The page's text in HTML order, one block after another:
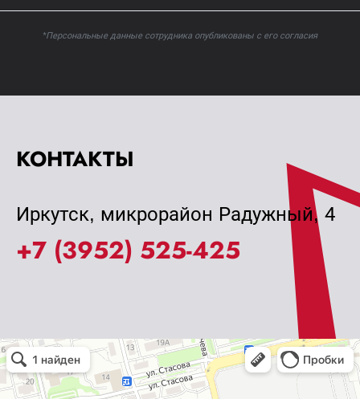
*Персональные данные сотрудника опубликованы с его согласия
КОНТАКТЫ
Иркутск, микрорайон Радужный, 4
+7 (3952) 525-425